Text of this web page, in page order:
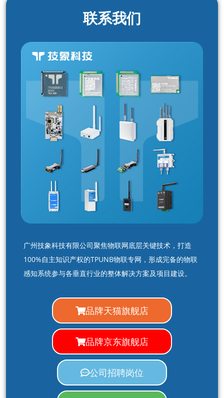
联系我们
广州技象科技有限公司聚焦物联网底层关键技术，打造
100%自主知识产权的TPUNB物联专网，形成完备的物联
感知系统参与各垂直行业的整体解决方案及项目建设。
品牌天猫旗舰店
品牌京东旗舰店
公司招聘岗位